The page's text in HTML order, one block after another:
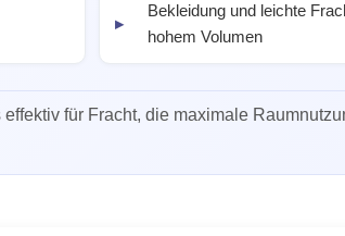
Bekleidung und leichte
hohem Volumen
für Fracht, die maximale